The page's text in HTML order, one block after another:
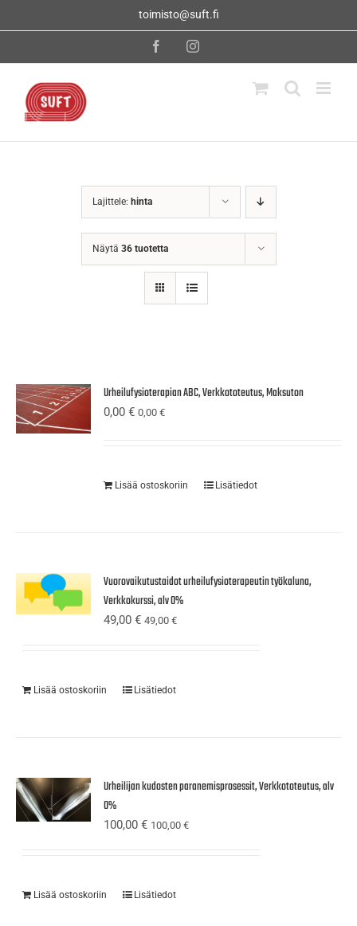
toimisto@suft.fi
FacebookInstagram
Lajittele: hinta
Näytä 36 tuotetta
Urheilufysioterapian ABC, Verkkototeutus, Maksuton
0,00€ 0,00€
Lisää ostoskoriin Lisätiedot
Vuorovaikutustaidot urheilufysioterapeutin työkaluna,
Verkkokurssi, alv 0%
49,00€ 49,00€
Lisää ostoskoriin Lisätiedot
Urheilijan kudosten paranemisprosessit, Verkkototeutus, alv
0%
100,00€ 100,00€
Lisää ostoskoriin Lisätiedot